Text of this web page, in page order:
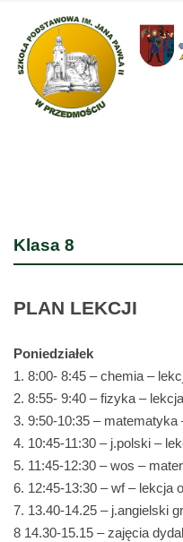
Szkoła
Podstawowa
Klasa 8
PLAN LEKCJI
Poniedziałek
1. 8:00- 8:45 – chemia –
2. 8:55- 9:40 – fizyka –
3. 9:50-10:35 – matematyka
4. 10:45-11:30 – j.polski –
5. 11:45-12:30 – wos –
6. 12:45-13:30 – wf – lekcja
7. 13.40-14.25 – j.angielski
8 14.30-15.15 – zajęcia